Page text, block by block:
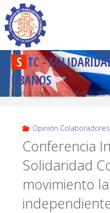
S TC-SOLIDARIDA
U BANOS
POR CUBA Y LOS
Opinión Colaboradores
Conferencia
Solidaridad
movimiento